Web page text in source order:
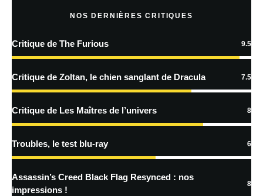
En savoir
traitées
NOS DERNIÈRES CRITIQUES
Critique de The Furious 9.5
Critique de Zoltan, le chien sanglant de Dracula 7.5
Critique de Les Maîtres de l’univers 8
Troubles, le test blu-ray 6
Assassin’s Creed Black Flag Resynced : nos
impressions !
8